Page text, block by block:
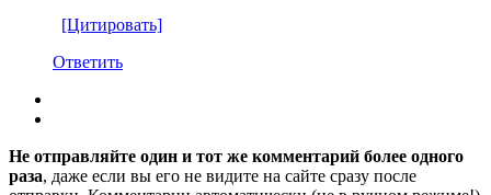
[Цитировать]
Ответить
Не отправляйте один и тот же комментарий более одного
раза, даже если вы его не видите на сайте сразу после